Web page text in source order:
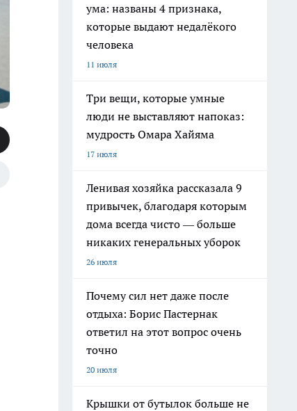
ума: названы 4 признака,
которые выдают недалёкого
человека
11 июля
Три вещи, которые умные
люди не выставляют напоказ:
мудрость Омара Хайяма
17 июля
Ленивая хозяйка рассказала 9
привычек, благодаря которым
дома всегда чисто — больше
никаких генеральных уборок
26 июля
Почему сил нет даже после
отдыха: Борис Пастернак
ответил на этот вопрос очень
точно
20 июля
Крышки от бутылок больше не